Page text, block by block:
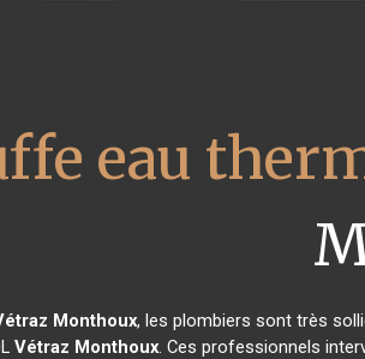
eau
Monthoux, les plombiers sont très
Vétraz Monthoux. Ces professionnels